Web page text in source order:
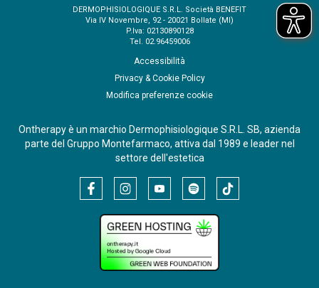
DERMOPHISIOLOGIQUE S.R.L. Società BENEFIT
Via IV Novembre, 92 - 20021 Bollate (MI)
P.Iva: 02130890128
Tel. 02.96459006
Accessibilità
Privacy & Cookie Policy
Modifica preferenze cookie
Ontherapy è un marchio Dermophisiologique S.R.L. SB, azienda
parte del Gruppo Montefarmaco, attiva dal 1989 e leader nel
settore dell'estetica